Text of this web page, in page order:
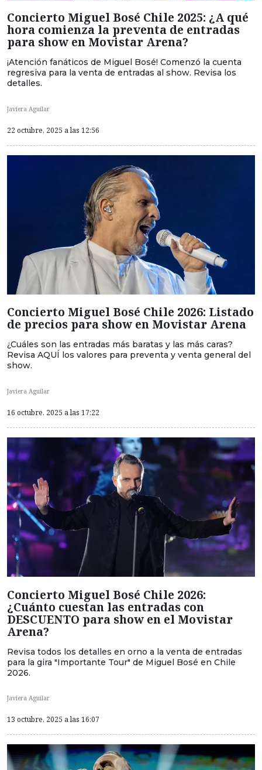
Concierto Miguel Bosé Chile 2025: ¿A qué
hora comienza la preventa de entradas
para show en Movistar Arena?
¡Atención fanáticos de Miguel Bosé! Comenzó la cuenta
regresiva para la venta de entradas al show. Revisa los
detalles.
Javiera Aguilar
22 octubre, 2025 a las 12:56
Concierto Miguel Bosé Chile 2026: Listado
de precios para show en Movistar Arena
¿Cuáles son las entradas más baratas y las más caras?
Revisa AQUÍ los valores para preventa y venta general del
show.
Javiera Aguilar
16 octubre, 2025 a las 17:22
Concierto Miguel Bosé Chile 2026:
¿Cuánto cuestan las entradas con
DESCUENTO para show en el Movistar
Arena?
Revisa todos los detalles en orno a la venta de entradas
para la gira "Importante Tour" de Miguel Bosé en Chile
2026.
Javiera Aguilar
13 octubre, 2025 a las 16:07